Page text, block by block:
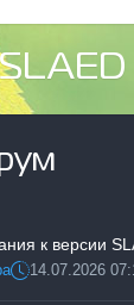
к версии
Дата:14.07.2026